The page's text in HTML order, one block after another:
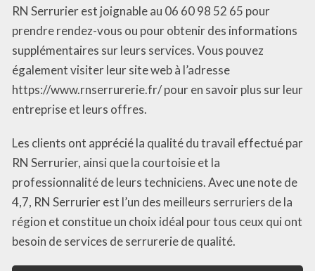
RN Serrurier est joignable au 06 60 98 52 65 pour
prendre rendez-vous ou pour obtenir des informations
supplémentaires sur leurs services. Vous pouvez
également visiter leur site web à l’adresse
https://www.rnserrurerie.fr/ pour en savoir plus sur leur
entreprise et leurs offres.
Les clients ont apprécié la qualité du travail effectué par
RN Serrurier, ainsi que la courtoisie et la
professionnalité de leurs techniciens. Avec une note de
4,7, RN Serrurier est l’un des meilleurs serruriers de la
région et constitue un choix idéal pour tous ceux qui ont
besoin de services de serrurerie de qualité.